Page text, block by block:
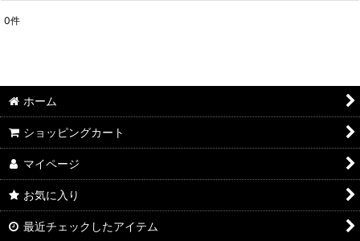
絞り込む
0件
ホーム
ショッピングカート
マイページ
お気に入り
最近チェックしたアイテム